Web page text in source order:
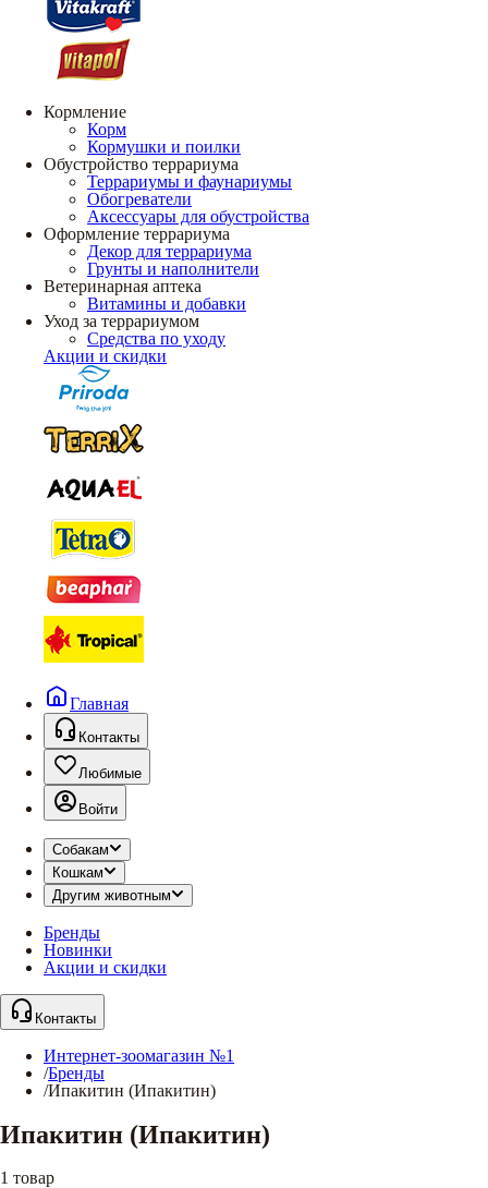
Кормление
Корм
Кормушки и поилки
Обустройство террариума
Террариумы и фаунариумы
Обогреватели
Аксессуары для обустройства
Оформление террариума
Декор для террариума
Грунты и наполнители
Ветеринарная аптека
Витамины и добавки
Уход за террариумом
Средства по уходу
Акции и скидки
Главная
Контакты
Любимые
Войти
Собакам
Кошкам
Другим животным
Бренды
Новинки
Акции и скидки
Контакты
Интернет-зоомагазин №1
/Бренды
/Ипакитин (Ипакитин)
Ипакитин (Ипакитин)
1 товар